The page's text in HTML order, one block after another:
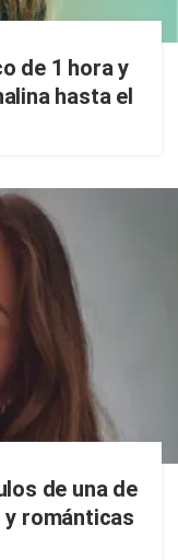
de 1 hora y
hasta el
de una de
románticas